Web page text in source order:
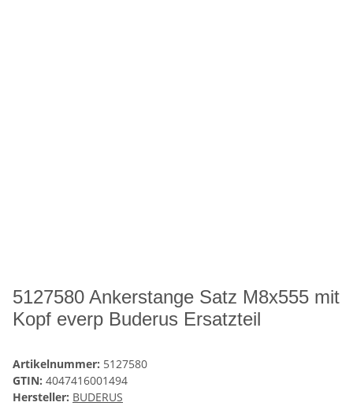
5127580 Ankerstange Satz M8x555 mit
Kopf everp Buderus Ersatzteil
Artikelnummer: 5127580
GTIN: 4047416001494
Hersteller: BUDERUS